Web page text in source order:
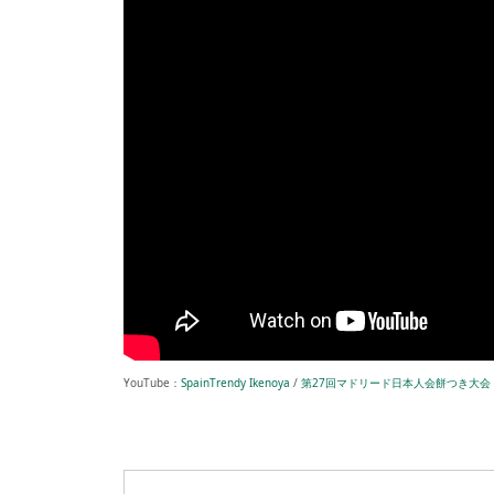
YouTube： SpainTrendy Ikenoya / 第27回マドリード日本人会餅つき大